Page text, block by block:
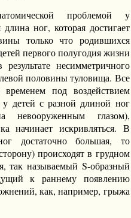
проблемой у
ног, которая достигает
только что родившихся
первого полугодия жизни
несимметричного
половины туловища. Все
под воздействием
детей с разной длиной ног
невооруженным глазом),
начинает искривляться. В
достаточно большая, то
происходят в грудном
так называемый S-образный
к раннему появлению
как, например, грыжа